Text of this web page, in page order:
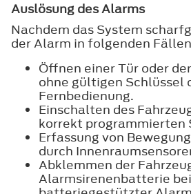
Auslösung des Alarms
Nachdem das System
der Alarm in folgenden
Öffnen einer Tür oder
ohne gültigen Schlüssel
Fernbedienung.
Einschalten des
korrekt programmierten
Erfassung von
durch
Abklemmen der
Alarmsirenenbatterie